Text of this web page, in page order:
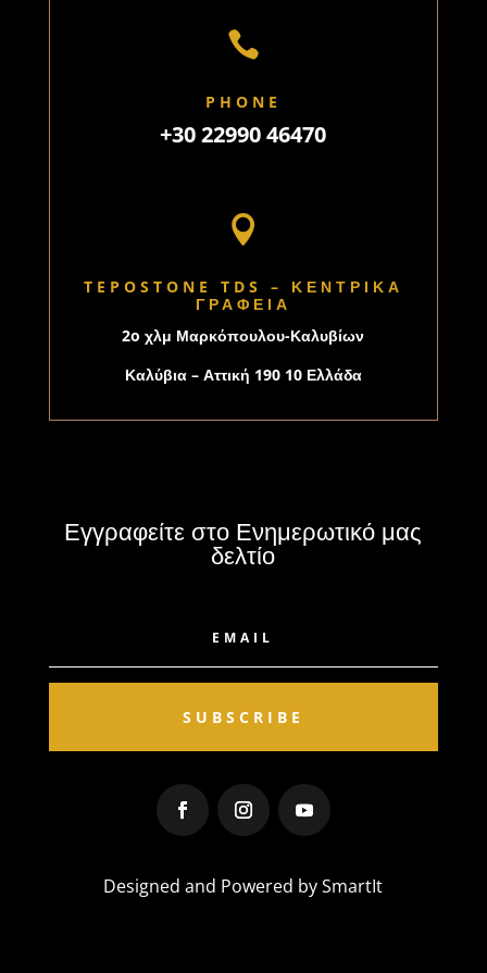

PHONE
+30 22990 46470

TEPOSTONE TDS – ΚΕΝΤΡΙΚΑ
ΓΡΑΦΕΙΑ
2o χλμ Μαρκόπουλου-Καλυβίων
Καλύβια – Αττική 190 10 Ελλάδα
Εγγραφείτε στο Ενημερωτικό μας
δελτίο
SUBSCRIBE
Designed and Powered by SmartIt